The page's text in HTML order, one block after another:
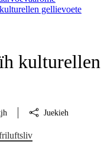
gellievoete
kulturellen
Juekieh